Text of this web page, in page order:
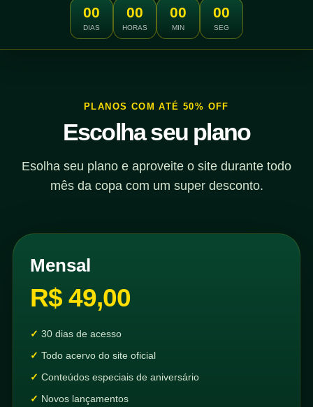
00
DIAS
00
HORAS
00
MIN
00
SEG
PLANOS COM ATÉ 50% OFF
Escolha seu plano
Esolha seu plano e aproveite o site durante todo
mês da copa com um super desconto.
Mensal
R$ 49,00
30 dias de acesso
Todo acervo do site oficial
Conteúdos especiais de aniversário
Novos lançamentos